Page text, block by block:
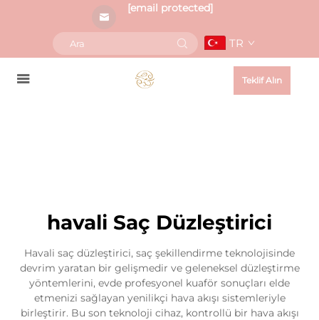
[email protected]
TR
Teklif Alın
havali Saç Düzleştirici
Havali saç düzleştirici, saç şekillendirme teknolojisinde
devrim yaratan bir gelişmedir ve geleneksel düzleştirme
yöntemlerini, evde profesyonel kuaför sonuçları elde
etmenizi sağlayan yenilikçi hava akışı sistemleriyle
birleştirir. Bu son teknoloji cihaz, kontrollü bir hava akışı